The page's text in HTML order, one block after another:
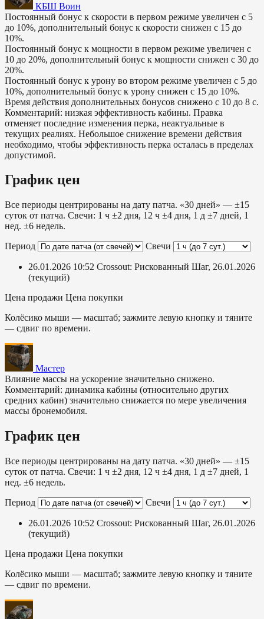
КБШ Воин
Постоянный бонус к скорости в первом режиме увеличен с 5
до 10%, дополнительный бонус к скорости снижен с 15 до
10%.
Постоянный бонус к мощности в первом режиме увеличен с
10 до 20%, дополнительный бонус к мощности снижен с 30 до
20%.
Постоянный бонус к урону во втором режиме увеличен с 5 до
10%, дополнительный бонус к урону снижен с 15 до 10%.
Время действия дополнительных бонусов снижено с 10 до 8 с.
Комментарий: низкая эффективность кабины. Правка
отменяет последние изменения перка, неактуальные в
текущих реалиях. Небольшое снижение времени действия
необходимо, чтобы эффективность перка осталась в пределах
допустимой.
График цен
Все периоды центрированы на дату патча. «30 дней» — ±15
суток от патча. Свечи: 1 ч ±2 дня, 12 ч ±4 дня, 1 д ±7 дней, 1
нед. ±6 недель.
Период
Свечи
26.01.2026 10:52 Crossout: Рискованный Шаг, 26.01.2026
(текущий)
Цена продажи Цена покупки
Колёсико мыши — масштаб; зажмите левую кнопку и тяните
— сдвиг по времени.
Мастер
Влияние массы на ускорение значительно снижено.
Комментарий: динамика кабины (относительно других
средних кабин) значительно снижается по мере увеличения
массы бронемобиля.
График цен
Все периоды центрированы на дату патча. «30 дней» — ±15
суток от патча. Свечи: 1 ч ±2 дня, 12 ч ±4 дня, 1 д ±7 дней, 1
нед. ±6 недель.
Период
Свечи
26.01.2026 10:52 Crossout: Рискованный Шаг, 26.01.2026
(текущий)
Цена продажи Цена покупки
Колёсико мыши — масштаб; зажмите левую кнопку и тяните
— сдвиг по времени.